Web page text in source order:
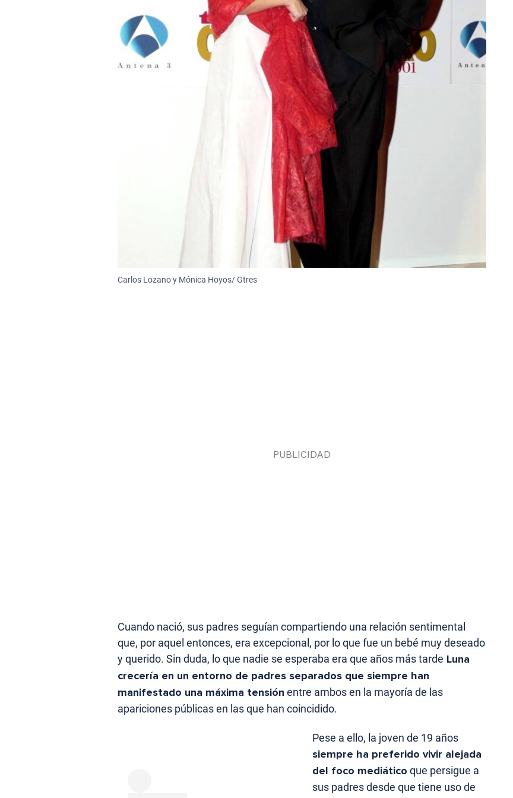
Carlos Lozano y Mónica Hoyos/ Gtres
Cuando nació, sus padres seguían compartiendo una relación sentimental
que, por aquel entonces, era excepcional, por lo que fue un bebé muy deseado
y querido. Sin duda, lo que nadie se esperaba era que años más tarde Luna
crecería en un entorno de padres separados que siempre han
manifestado una máxima tensión entre ambos en la mayoría de las
apariciones públicas en las que han coincidido.
Pese a ello, la joven de 19 años
siempre ha preferido vivir alejada
del foco mediático que persigue a
sus padres desde que tiene uso de